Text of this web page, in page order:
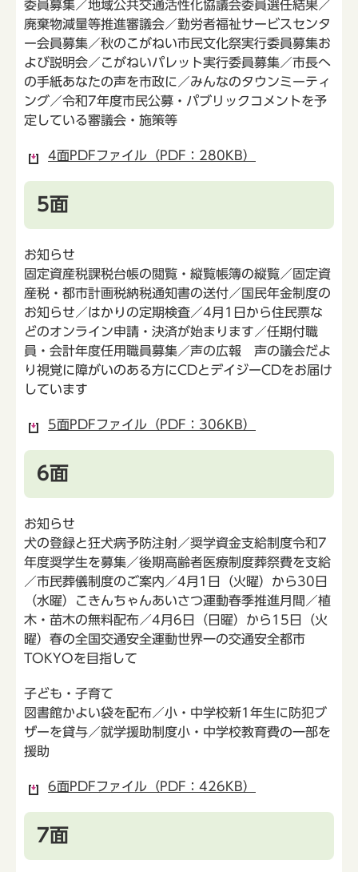
委員募集／地域公共交通活性化協議会委員選任結果／
廃棄物減量等推進審議会／勤労者福祉サービスセンタ
ー会員募集／秋のこがねい市民文化祭実行委員募集お
よび説明会／こがねいパレット実行委員募集／市長へ
の手紙あなたの声を市政に／みんなのタウンミーティ
ング／令和7年度市民公募・パブリックコメントを予
定している審議会・施策等
4面PDFファイル（PDF：280KB）
5面
お知らせ
固定資産税課税台帳の閲覧・縦覧帳簿の縦覧／固定資
産税・都市計画税納税通知書の送付／国民年金制度の
お知らせ／はかりの定期検査／4月1日から住民票な
どのオンライン申請・決済が始まります／任期付職
員・会計年度任用職員募集／声の広報 声の議会だよ
り視覚に障がいのある方にCDとデイジーCDをお届け
しています
5面PDFファイル（PDF：306KB）
6面
お知らせ
犬の登録と狂犬病予防注射／奨学資金支給制度令和7
年度奨学生を募集／後期高齢者医療制度葬祭費を支給
／市民葬儀制度のご案内／4月1日（火曜）から30日
（水曜）こきんちゃんあいさつ運動春季推進月間／植
木・苗木の無料配布／4月6日（日曜）から15日（火
曜）春の全国交通安全運動世界一の交通安全都市
TOKYOを目指して
子ども・子育て
図書館かよい袋を配布／小・中学校新1年生に防犯ブ
ザーを貸与／就学援助制度小・中学校教育費の一部を
援助
6面PDFファイル（PDF：426KB）
7面